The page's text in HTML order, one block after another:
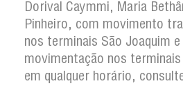
Dorival Caymmi, Maria
Pinheiro, com movimento
nos terminais São Joaquim
movimentação nos
em qualquer horário,